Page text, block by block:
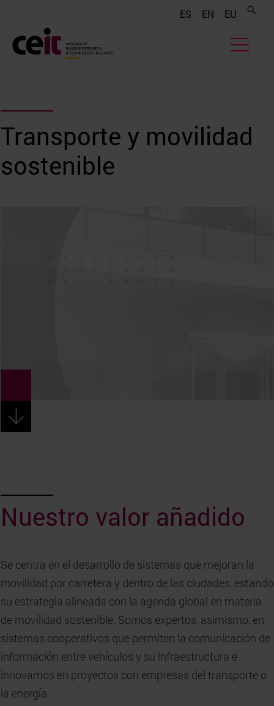
ES EN EU
Transporte y movilidad
sostenible
Nuestro valor añadido
Se centra en el desarrollo de sistemas que mejoran la
movilidad por carretera y dentro de las ciudades, estando
su estrategia alineada con la agenda global en materia
de movilidad sostenible. Somos expertos, asimismo, en
sistemas cooperativos que permiten la comunicación de
información entre vehículos y su infraestructura e
innovamos en proyectos con empresas del transporte o
la energía.